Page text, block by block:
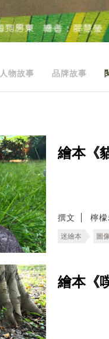
人物故事 品牌故事
繪本《
撰文 檸檬
迷繪本 圖
繪本《